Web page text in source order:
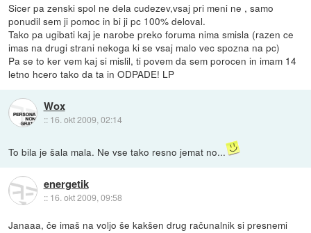
Sicer pa zenski spol ne dela cudezev,vsaj pri meni ne , samo
ponudil sem ji pomoc in bi ji pc 100% deloval.
Tako pa ugibati kaj je narobe preko foruma nima smisla (razen ce
imas na drugi strani nekoga ki se vsaj malo vec spozna na pc)
Pa se to ker vem kaj si mislil, ti povem da sem porocen in imam 14
letno hcero tako da ta in ODPADE! LP
Wox
:: 16. okt 2009, 02:14
To bila je šala mala. Ne vse tako resno jemat no...
energetik
:: 16. okt 2009, 09:58
Janaaa, če imaš na voljo še kakšen drug računalnik si presnemi